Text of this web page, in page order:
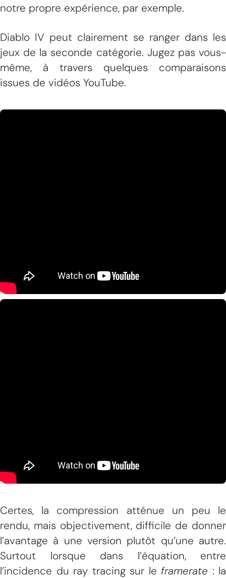
notre propre expérience, par exemple.
Diablo IV peut clairement se ranger dans les
jeux de la seconde catégorie. Jugez pas vous-
même, à travers quelques comparaisons
issues de vidéos YouTube.
Certes, la compression atténue un peu le
rendu, mais objectivement, difficile de donner
l’avantage à une version plutôt qu’une autre.
Surtout lorsque dans l’équation, entre
l’incidence du ray tracing sur le framerate : la